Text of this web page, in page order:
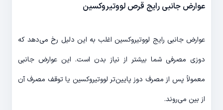
عوارض جانبی رایج قرص لووتیروکسین
عوارض جانبی رایج لووتیروکسین اغلب به این دلیل رخ می‌دهد که
دوزی مصرفی شما بیشتر از نیاز بدن است. این عوارض جانبی
معمولاً پس از مصرف دوز پایین‌تر لووتیروکسین یا توقف مصرف آن
از بین می‌روند.